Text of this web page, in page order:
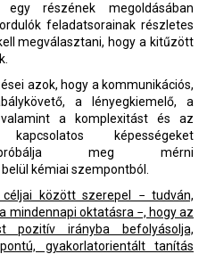
részének megoldásában
feladatsorainak részletes
megválasztani, hogy a kitűzött
azok, hogy a kommunikációs,
a lényegkiemelő, a
a komplexitást és az
képességeket
próbálja meg mérni
kémiai szempontból.
között szerepel − tudván,
mindennapi oktatásra −, hogy az
pozitív irányba befolyásolja,
gyakorlatorientált tanítás